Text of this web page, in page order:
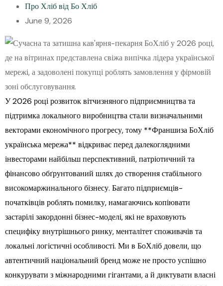
Про Хліб від Бо Хліб
June 9, 2026
У 2026 році розвиток вітчизняного підприємництва та
підтримка локального виробництва стали визначальними
векторами економічного прогресу, тому **Франшиза БоХліб
українська мережа** відкриває перед далекоглядними
інвесторами найбільш перспективний, патріотичний та
фінансово обґрунтований шлях до створення стабільного
високомаржинального бізнесу. Багато підприємців-
початківців роблять помилку, намагаючись копіювати
застарілі закордонні бізнес-моделі, які не враховують
специфіку внутрішнього ринку, менталітет споживачів та
локальні логістичні особливості. Ми в БоХліб довели, що
автентичний національний бренд може не просто успішно
конкурувати з міжнародними гігантами, а й диктувати власні